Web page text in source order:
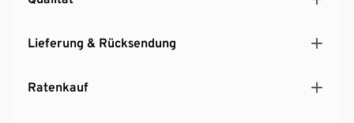
Lieferung & Rücksendung
Ratenkauf